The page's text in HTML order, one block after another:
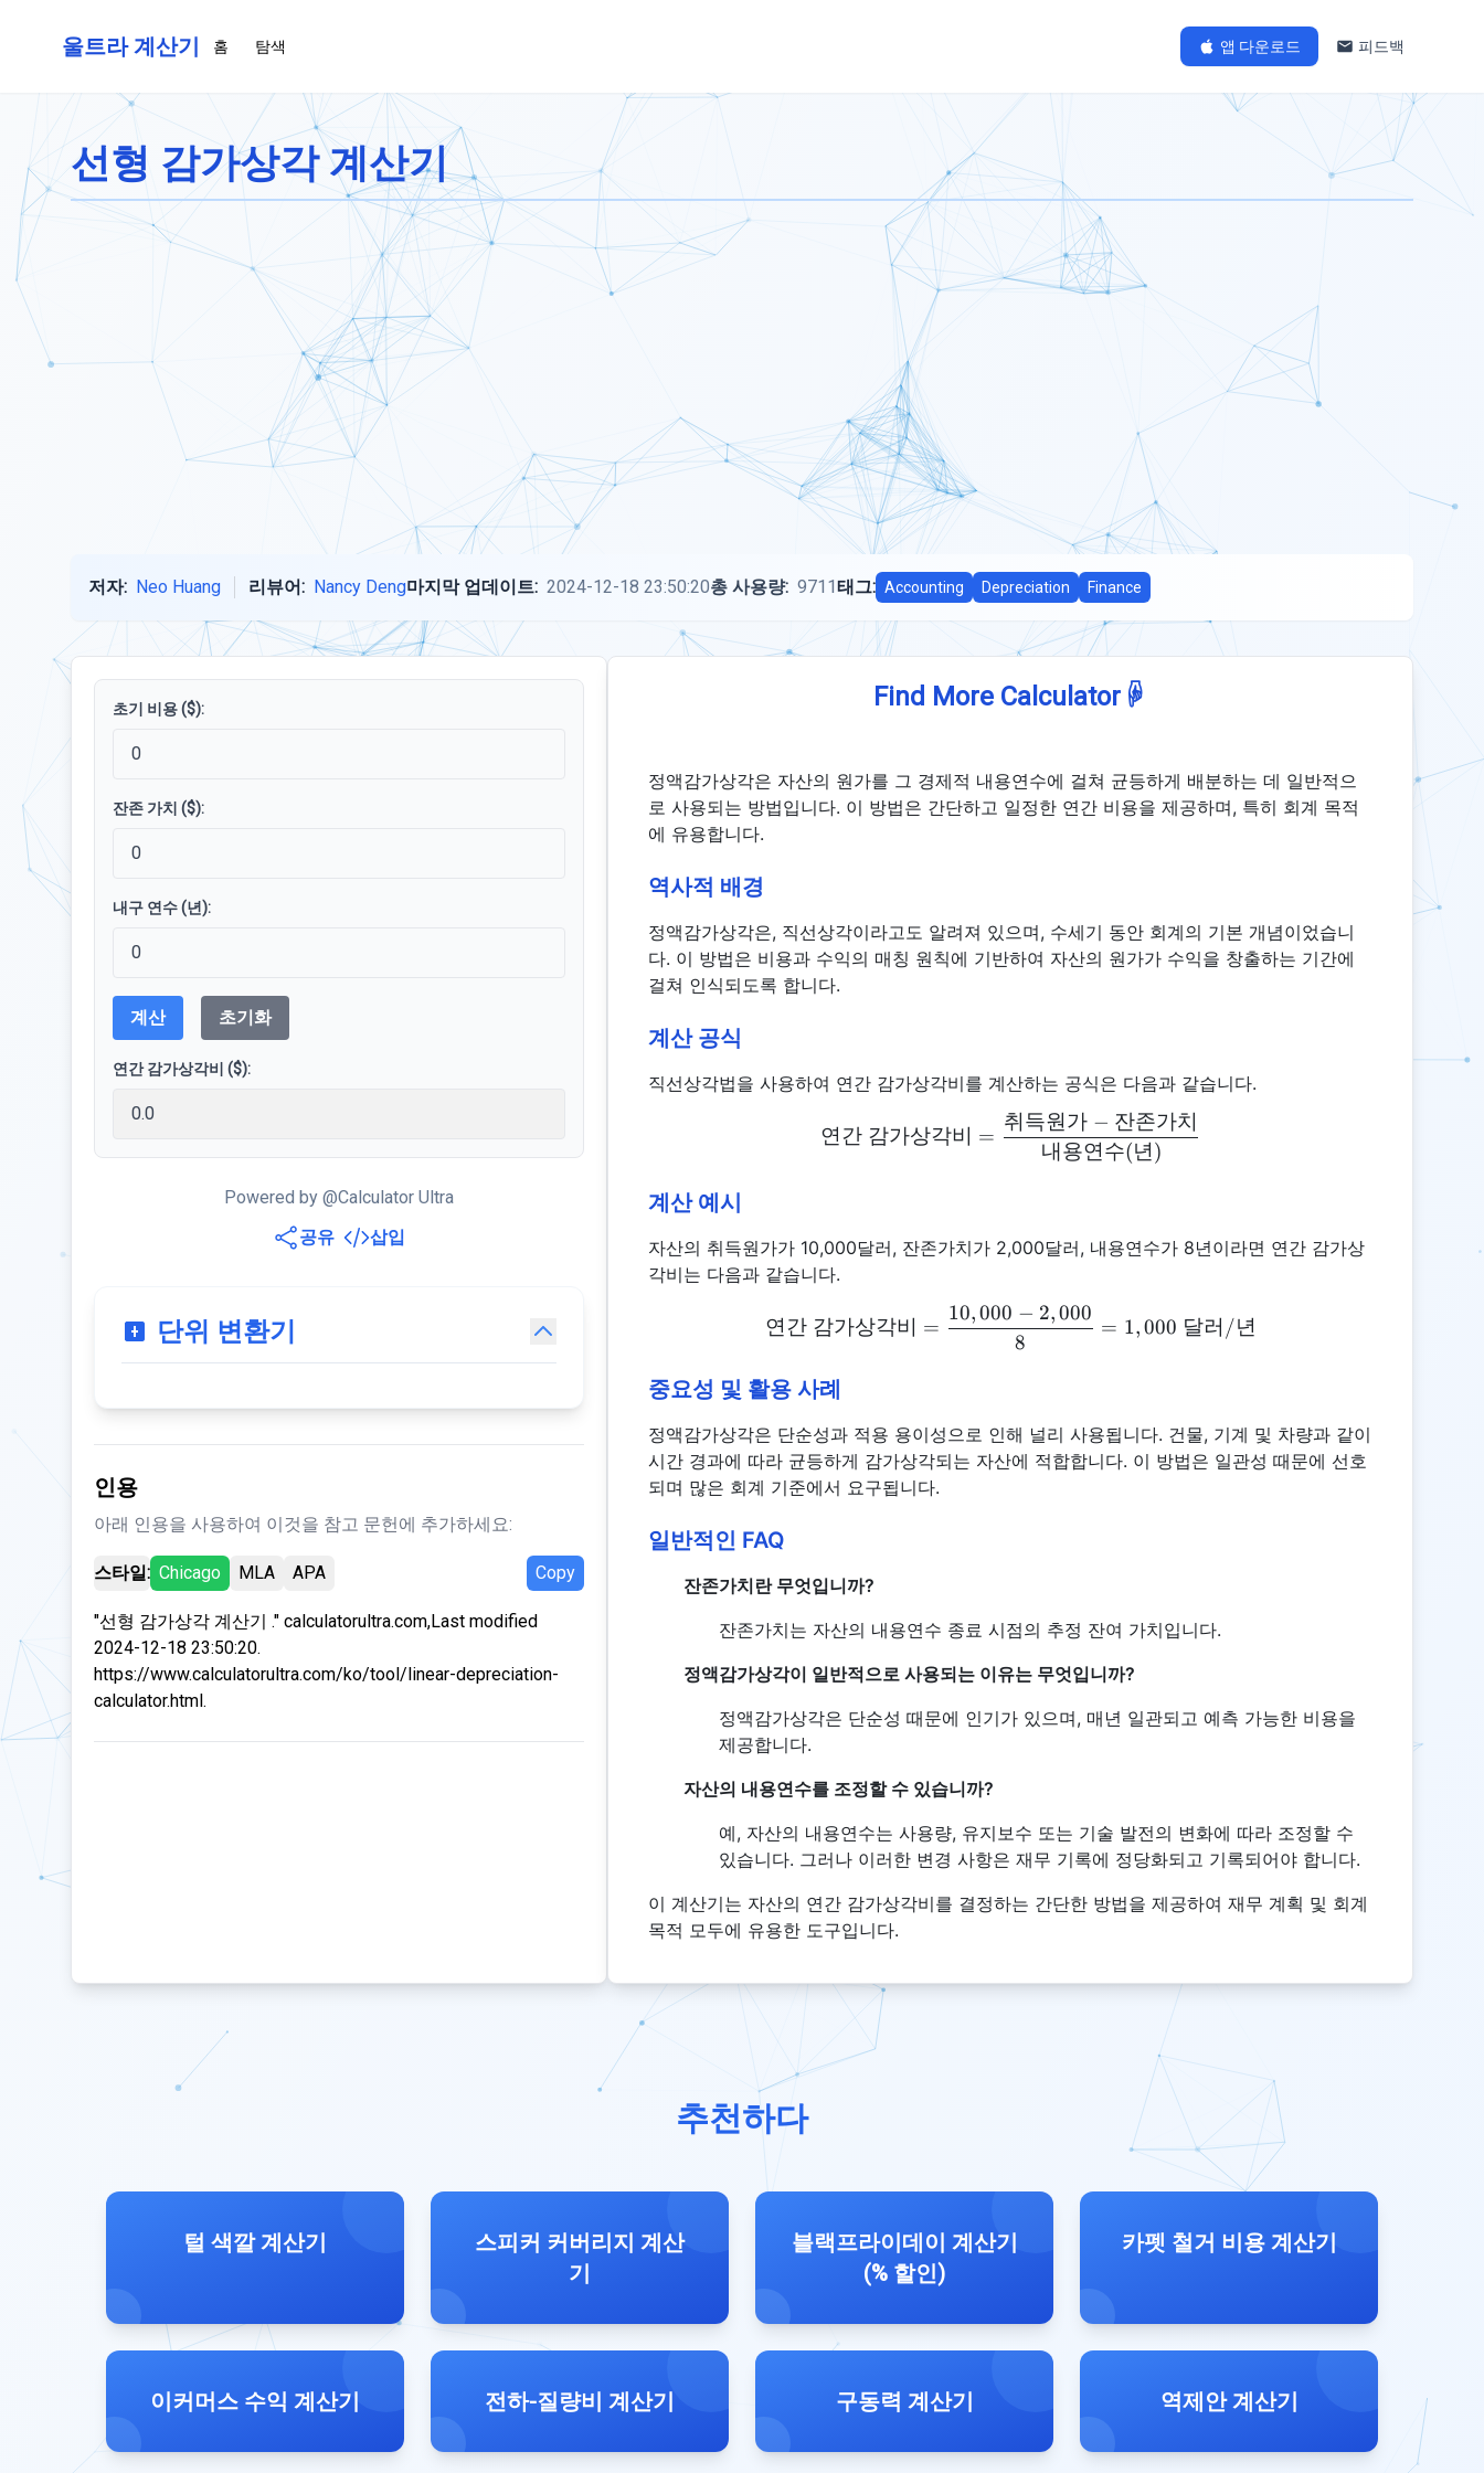
울트라 계산기 홈 탐색 앱 다운로드 피드백
선형 감가상각 계산기
저자: Neo Huang 리뷰어: Nancy Deng마지막 업데이트: 2024-12-18 23:50:20총 사용량: 9711태그: Accounting Depreciation Finance
초기 비용 ($):
잔존 가치 ($):
내구 연수 (년):
계산 초기화
연간 감가상각비 ($):
Powered by @Calculator Ultra
공유
삽입
단위 변환기
인용
아래 인용을 사용하여 이것을 참고 문헌에 추가하세요:
스타일: Chicago MLA APA Copy
"선형 감가상각 계산기 ." calculatorultra.com,Last modified
2024-12-18 23:50:20.
https://www.calculatorultra.com/ko/tool/linear-depreciation-
calculator.html.
Find More Calculator ☟
정액감가상각은 자산의 원가를 그 경제적 내용연수에 걸쳐 균등하게 배분하는 데 일반적으
로 사용되는 방법입니다. 이 방법은 간단하고 일정한 연간 비용을 제공하며, 특히 회계 목적
에 유용합니다.
역사적 배경
정액감가상각은, 직선상각이라고도 알려져 있으며, 수세기 동안 회계의 기본 개념이었습니
다. 이 방법은 비용과 수익의 매칭 원칙에 기반하여 자산의 원가가 수익을 창출하는 기간에
걸쳐 인식되도록 합니다.
계산 공식
직선상각법을 사용하여 연간 감가상각비를 계산하는 공식은 다음과 같습니다.
\text{연간 감가상각비} = \frac{\text{취득원가
연간 감가상각비 =
내용연수(년)
취득원가 − 잔존가치
계산 예시
자산의 취득원가가 10,000달러, 잔존가치가 2,000달러, 내용연수가 8년이라면 연간 감가상
각비는 다음과 같습니다.
\text{연간 감가상각비} = \frac{10,000 -
연간 감가상각비 =
8
10,000 − 2,000
= 1,000 달러 /년
중요성 및 활용 사례
정액감가상각은 단순성과 적용 용이성으로 인해 널리 사용됩니다. 건물, 기계 및 차량과 같이
시간 경과에 따라 균등하게 감가상각되는 자산에 적합합니다. 이 방법은 일관성 때문에 선호
되며 많은 회계 기준에서 요구됩니다.
일반적인 FAQ
잔존가치란 무엇입니까?
잔존가치는 자산의 내용연수 종료 시점의 추정 잔여 가치입니다.
정액감가상각이 일반적으로 사용되는 이유는 무엇입니까?
정액감가상각은 단순성 때문에 인기가 있으며, 매년 일관되고 예측 가능한 비용을
제공합니다.
자산의 내용연수를 조정할 수 있습니까?
예, 자산의 내용연수는 사용량, 유지보수 또는 기술 발전의 변화에 따라 조정할 수
있습니다. 그러나 이러한 변경 사항은 재무 기록에 정당화되고 기록되어야 합니다.
이 계산기는 자산의 연간 감가상각비를 결정하는 간단한 방법을 제공하여 재무 계획 및 회계
목적 모두에 유용한 도구입니다.
추천하다
털 색깔 계산기
스피커 커버리지 계산
기
블랙프라이데이 계산기
(% 할인)
카펫 철거 비용 계산기
이커머스 수익 계산기 전하-질량비 계산기 구동력 계산기 역제안 계산기